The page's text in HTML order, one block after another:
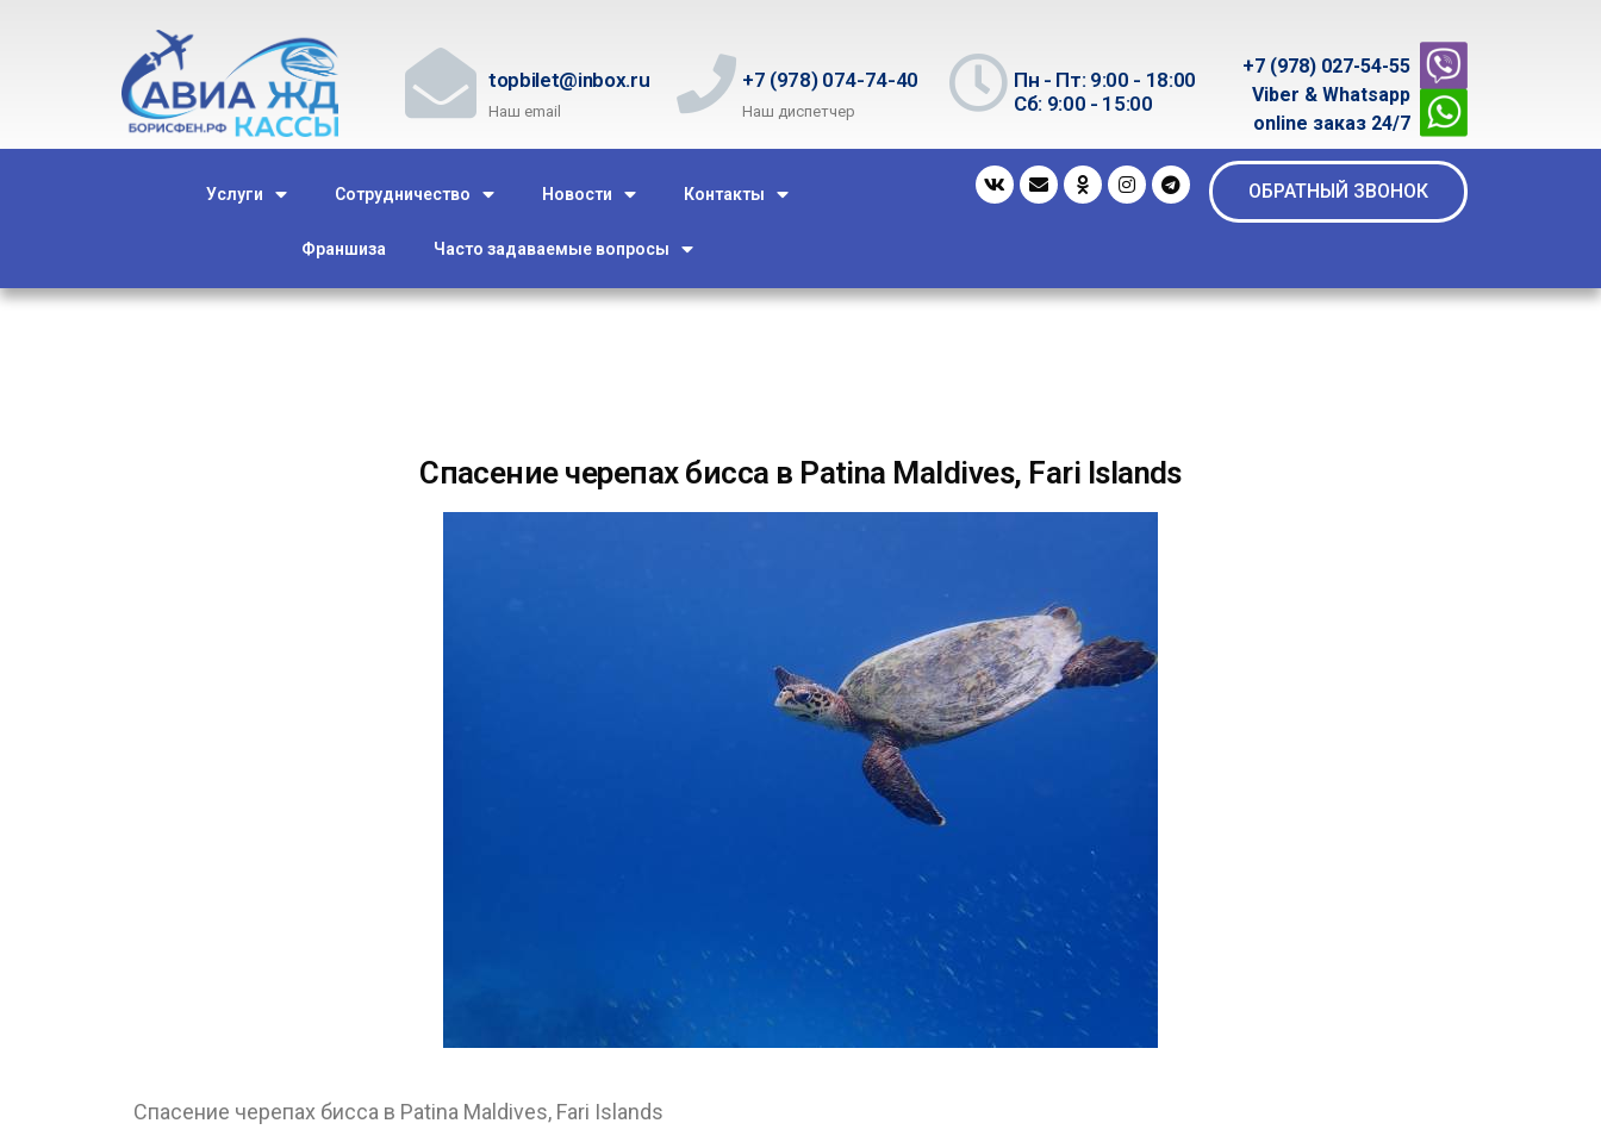
topbilet@inbox.ru
Наш email
+7 (978) 074-74-40
Наш диспетчер
Пн - Пт: 9:00 - 18:00
Сб: 9:00 - 15:00
+7 (978) 027-54-55
Viber & Whatsapp
online заказ 24/7
Услуги Сотрудничество Новости Контакты
Франшиза Часто задаваемые вопросы
ОБРАТНЫЙ ЗВОНОК
Спасение черепах бисса в Patina Maldives, Fari Islands
Спасение черепах бисса в Patina Maldives, Fari Islands